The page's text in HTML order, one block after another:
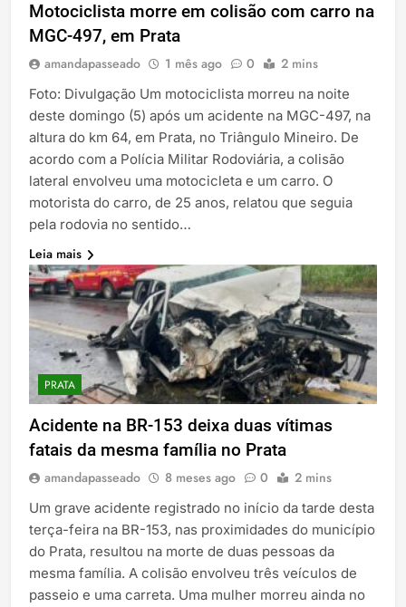
Motociclista morre em colisão com carro na
MGC-497, em Prata
amandapasseado 1 mês ago 0 2 mins
Foto: Divulgação Um motociclista morreu na noite
deste domingo (5) após um acidente na MGC-497, na
altura do km 64, em Prata, no Triângulo Mineiro. De
acordo com a Polícia Militar Rodoviária, a colisão
lateral envolveu uma motocicleta e um carro. O
motorista do carro, de 25 anos, relatou que seguia
pela rodovia no sentido…
Leia mais
PRATA
Acidente na BR-153 deixa duas vítimas
fatais da mesma família no Prata
amandapasseado 8 meses ago 0 2 mins
Um grave acidente registrado no início da tarde desta
terça-feira na BR-153, nas proximidades do município
do Prata, resultou na morte de duas pessoas da
mesma família. A colisão envolveu três veículos de
passeio e uma carreta. Uma mulher morreu ainda no